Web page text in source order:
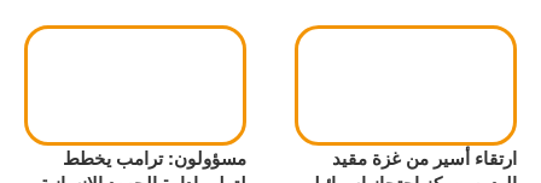
ارتقاء أسير من غزة مقيد
مسؤولون: ترامب يخطط